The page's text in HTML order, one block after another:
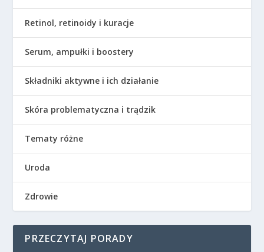
Retinol, retinoidy i kuracje
Serum, ampułki i boostery
Składniki aktywne i ich działanie
Skóra problematyczna i trądzik
Tematy różne
Uroda
Zdrowie
PRZECZYTAJ PORADY